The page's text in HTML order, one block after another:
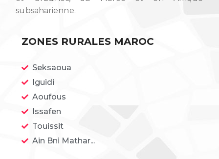
subsaharienne.
ZONES RURALES MAROC
Seksaoua
Iguidi
Aoufous
Issafen
Touissit
Ain Bni Mathar...